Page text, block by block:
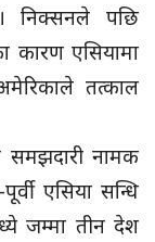
। निक्सनले पछि
कारण एसियामा
तत्काल
नामक
एसिया सन्धि
जम्मा तीन देश